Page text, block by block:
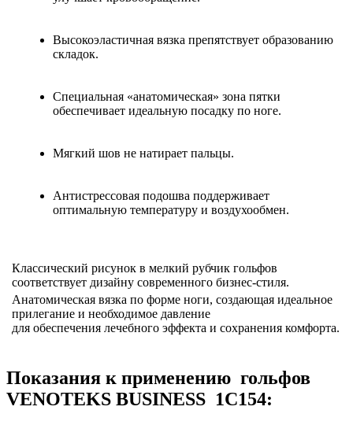
Высокоэластичная вязка препятствует образованию
складок.
Специальная «анатомическая» зона пятки
обеспечивает идеальную посадку по ноге.
Мягкий шов не натирает пальцы.
Антистрессовая подошва поддерживает
оптимальную температуру и воздухообмен.
Классический рисунок в мелкий рубчик гольфов
соответствует дизайну современного бизнес-стиля.
Анатомическая вязка по форме ноги, создающая идеальное
прилегание и необходимое давление
для обеспечения лечебного эффекта и сохранения комфорта.
Показания к применению гольфов
VENOTEKS BUSINESS 1C154: